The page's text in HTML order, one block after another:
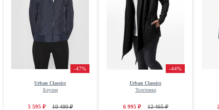
-47%
Urban Classics
Блузон
5 595 ₽ 10 490 ₽
-44%
Urban Classics
Толстовка
6 995 ₽ 12 465 ₽